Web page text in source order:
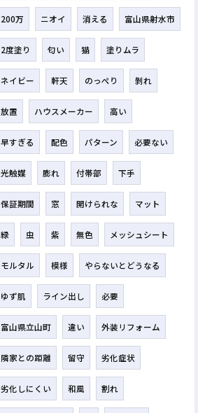
200万 ニオイ 消える 富山県射水市
2度塗り 匂い 猫 塗りムラ
ネイビー 軒天 のっぺり 剝れ
放置 ハウスメーカー 高い
早すぎる 配色 パターン 必要ない
光触媒 膨れ 付帯部 下手
保証期間 窓 開けられな マット
緑 虫 紫 無色 メッシュシート
モルタル 模様 やらないとどうなる
ゆず肌 ライン出し 必要
富山県立山町 違い 外装リフォーム
隣家との距離 留守 劣化症状
劣化しにくい 和風 割れ